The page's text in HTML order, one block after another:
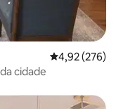
4,92 de uma
4,92 (276)
cidade